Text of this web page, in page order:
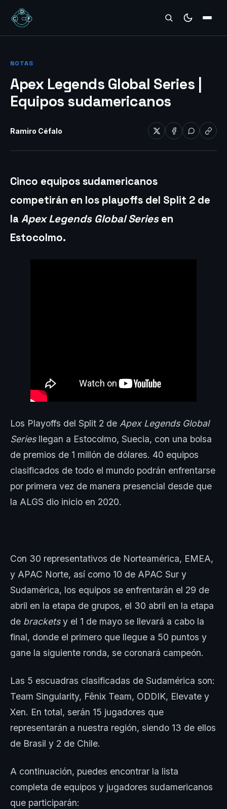
REVIEWS
NOTAS
Apex Legends Global Series |
Equipos sudamericanos
Ramiro Céfalo
Cinco equipos sudamericanos
competirán en los playoffs del Split 2 de
la Apex Legends Global Seriesen
Estocolmo.
Los Playoffs del Split 2 de Apex Legends Global
Seriesllegan a Estocolmo, Suecia, con una bolsa
de premios de 1 millón de dólares. 40 equipos
clasificados de todo el mundo podrán enfrentarse
por primera vez de manera presencial desde que
la ALGS dio inicio en 2020.
Con 30 representativos de Norteamérica, EMEA,
y APAC Norte, así como 10 de APAC Sur y
Sudamérica, los equipos se enfrentarán el 29 de
abril en la etapa de grupos, el 30 abril en la etapa
de bracketsy el 1 de mayo se llevará a cabo la
final, donde el primero que llegue a 50 puntos y
gane la siguiente ronda, se coronará campeón.
Las 5 escuadras clasificadas de Sudamérica son:
Team Singularity, Fênix Team, ODDIK, Elevate y
Xen. En total, serán 15 jugadores que
representarán a nuestra región, siendo 13 de ellos
de Brasil y 2 de Chile.
A continuación, puedes encontrar la lista
completa de equipos y jugadores sudamericanos
que participarán: